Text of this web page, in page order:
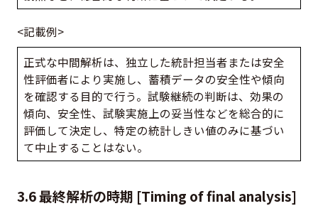
<記載例>
正式な中間解析は、独立した統計担当者または安全
性評価者により実施し、蓄積データの安全性や傾向
を確認する目的で行う。試験継続の判断は、効果の
傾向、安全性、試験実施上の妥当性などを総合的に
評価して決定し、特定の統計しきい値のみに基づい
て中止することはない。
3.6 最終解析の時期 [Timing of final analysis]